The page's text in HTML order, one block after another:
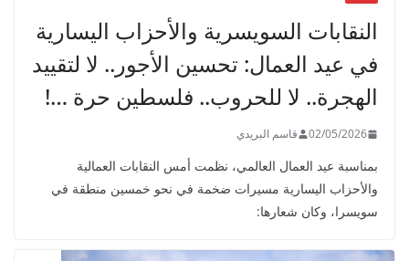
النقابات السويسرية والأحزاب اليسارية
في عيد العمال: تحسين الأجور.. لا لتقييد
الهجرة.. لا للحروب.. فلسطين حرة …!
02/05/2026 قاسم البريدي
بمناسبة عيد العمال العالمي، نظمت أمس النقابات العمالية
والأحزاب اليسارية مسيرات ضخمة في نحو خمسين منطقة في
سويسرا، وكان شعارها: